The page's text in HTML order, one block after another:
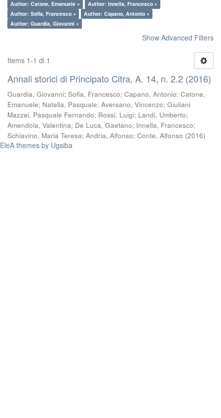
Author: Catone, Emanuele ×
Author: Innella, Francesco ×
Author: Sofia, Francesco ×
Author: Capano, Antonio ×
Author: Guardia, Giovanni ×
Show Advanced Filters
Items 1-1 di 1
Annali storici di Principato Citra, A. 14, n. 2.2 (2016)
Guardia, Giovanni; Sofia, Francesco; Capano, Antonio; Catone,
Emanuele; Natella, Pasquale; Aversano, Vincenzo; Giuliani
Mazzei, Pasquale Fernando; Rossi, Luigi; Landi, Umberto;
Amendola, Valentina; De Luca, Gaetano; Innella, Francesco;
Schiavino, Maria Teresa; Andria, Alfonso; Conte, Alfonso (2016)
EleA themes by Ugsiba